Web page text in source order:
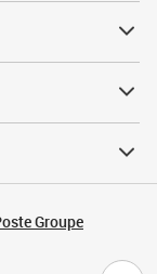
Groupe